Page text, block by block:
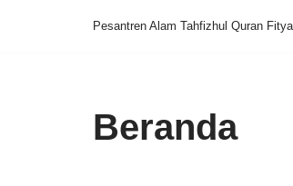
Pesantren Alam Tahfizhul Quran
Beranda